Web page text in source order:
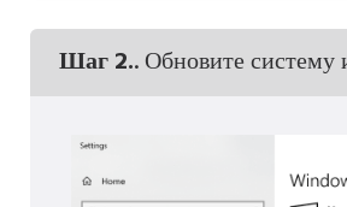
Шаг 2.. Обновите систему